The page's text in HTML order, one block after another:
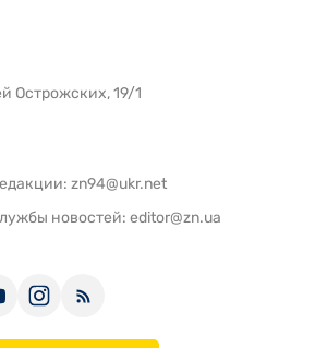
Острожских, 19/1
zn94@ukr.net
новостей: editor@zn.ua